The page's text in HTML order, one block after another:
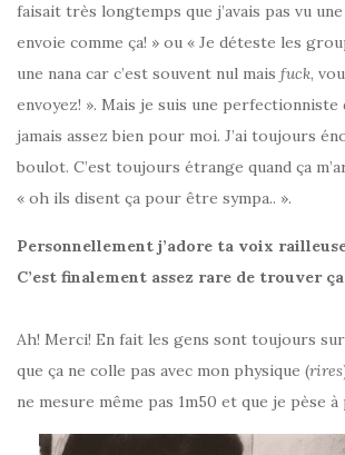
faisait très longtemps que j’avais pas vu
envoie comme ça! » ou « Je déteste les
une nana car c’est souvent nul mais fuck,
envoyez! ». Mais je suis une perfectionniste
jamais assez bien pour moi. J’ai toujours
boulot. C’est toujours étrange quand ça
« oh ils disent ça pour être sympa.. ».
Personnellement j’adore ta voix
C’est finalement assez rare de trouver
Ah! Merci! En fait les gens sont toujours
que ça ne colle pas avec mon physique (rires
ne mesure même pas 1m50 et que je pèse